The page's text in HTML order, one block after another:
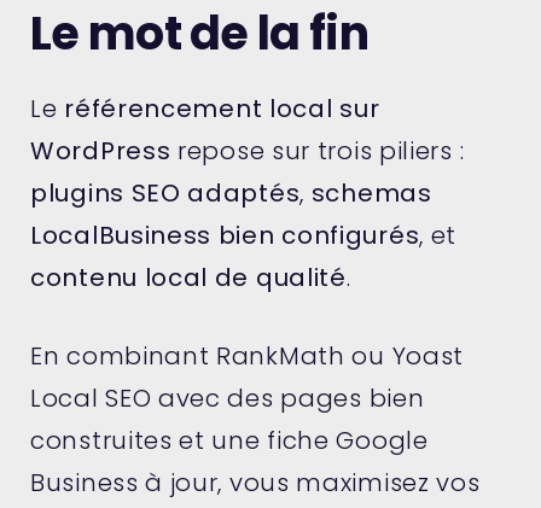
Le mot de la fin
Le référencement local sur
WordPress repose sur trois piliers :
plugins SEO adaptés, schemas
LocalBusiness bien configurés, et
contenu local de qualité.
En combinant RankMath ou Yoast
Local SEO avec des pages bien
construites et une fiche Google
Business à jour, vous maximisez vos